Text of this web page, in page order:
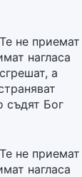
не приемат
нагласа
а
съдят Бог
не приемат
нагласа